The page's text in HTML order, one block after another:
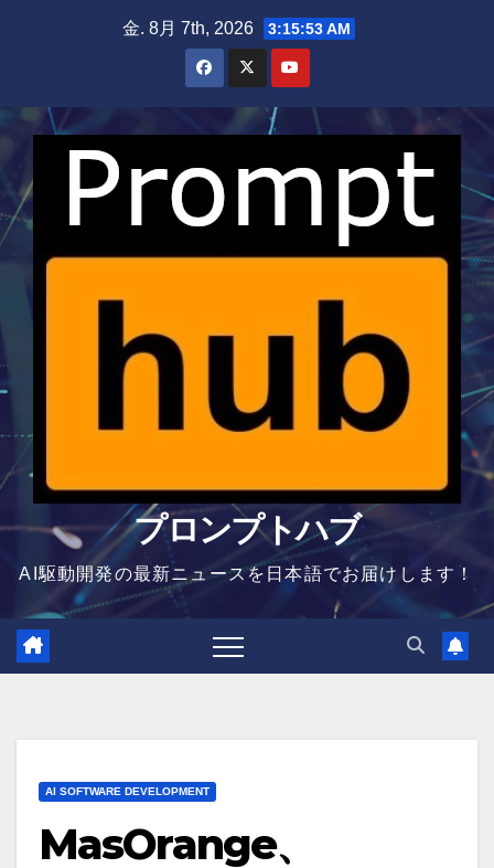
金. 8月 7th, 2026 3:15:54 AM
プロンプトハブ
AI駆動開発の最新ニュースを日本語でお届けします！
AI SOFTWARE DEVELOPMENT
MasOrange、